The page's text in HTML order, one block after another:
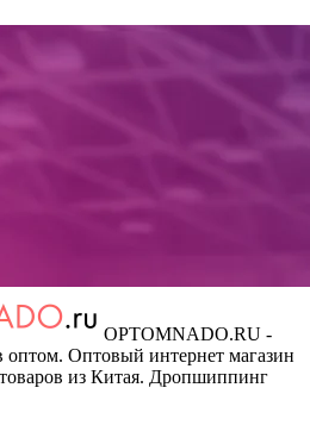
OPTOMNADO.RU -
оптом. Оптовый интернет магазин
из Китая. Дропшиппинг